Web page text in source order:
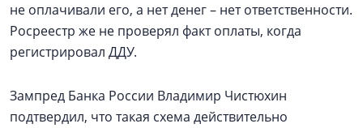
не оплачивали его, а нет денег – нет ответственности.
Росреестр же не проверял факт оплаты, когда
регистрировал ДДУ.
Зампред Банка России Владимир Чистюхин
подтвердил, что такая схема действительно